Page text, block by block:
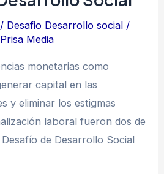
/ Desafio Desarrollo social /
Media
monetarias como
capital en las
y eliminar los estigmas
laboral fueron dos de
de Desarrollo Social